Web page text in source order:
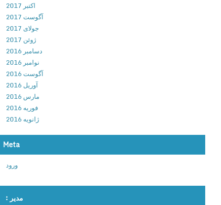
ن
ا
م
ه
ع
ک
ا
س
ی
پ
و
م
آگوست 2017
جولای 2017
ژوئن 2017
دسامبر 2016
نوامبر 2016
آگوست 2016
آوریل 2016
مارس 2016
فوریه 2016
ژانویه 2016
Meta
مدیر :